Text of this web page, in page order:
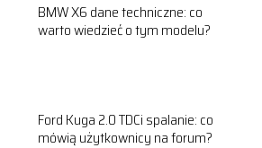
BMW X6 dane techniczne: co
warto wiedzieć o tym modelu?
Ford Kuga 2.0 TDCi spalanie: co
mówią użytkownicy na forum?